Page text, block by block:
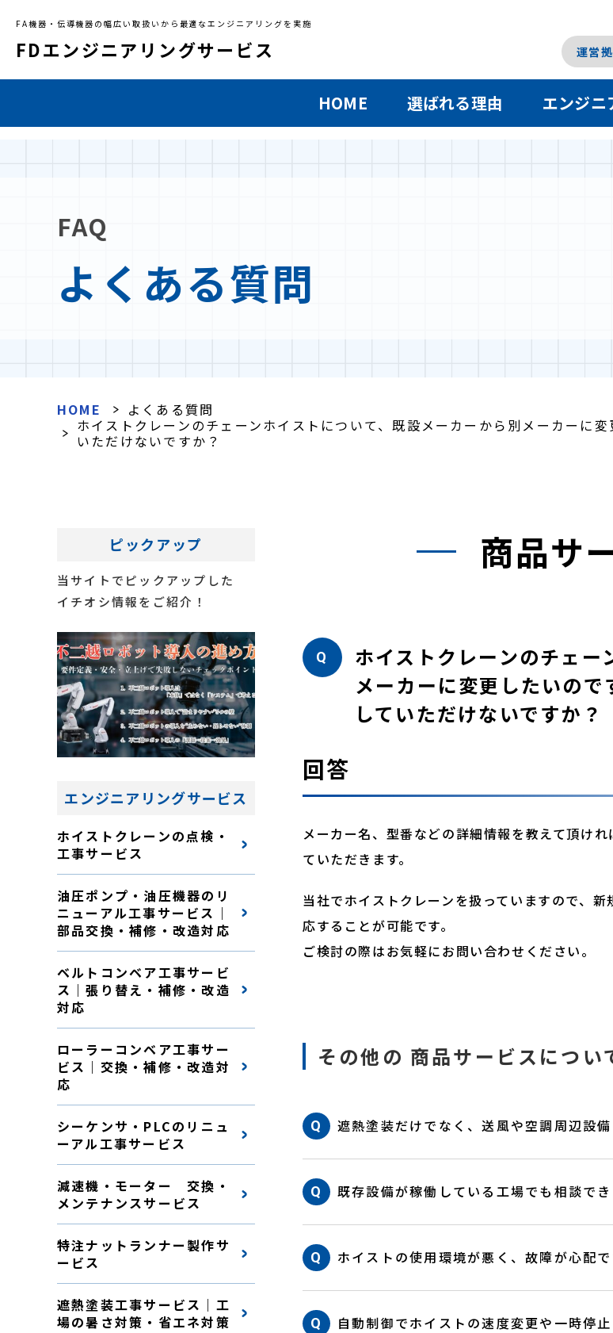
FA機器・伝導機器の幅広い取扱いから最適なエンジニアリングを実施
FDエンジニアリングサービス 運営
HOME 選ばれる理由 エンジニ
FAQ
よくある質問
HOME
よくある質問
ホイストクレーンのチェーンホイストについて、既設メーカーから別メーカーに
いただけないですか？
商品サ
ホイストクレーンのチェー
メーカーに変更したいの
していただけないですか？
回答
メーカー名、型番などの詳細情報を教えて頂け
ていただきます。
当社でホイストクレーンを扱っていますので、
応することが可能です。
ご検討の際はお気軽にお問い合わせください。
その他の 商品サービスについ
遮熱塗装だけでなく、送風や空調周辺設
既存設備が稼働している工場でも相談でき
ホイストの使用環境が悪く、故障が心配
自動制御でホイストの速度変更や一時停
ピックアップ
当サイトでピックアップした
イチオシ情報をご紹介！
エンジニアリングサービス
ホイストクレーンの点検・
工事サービス
油圧ポンプ・油圧機器のリ
ニューアル工事サービス｜
部品交換・補修・改造対応
ベルトコンベア工事サービ
ス｜張り替え・補修・改造
対応
ローラーコンベア工事サー
ビス｜交換・補修・改造対
応
シーケンサ・PLCのリニュ
ーアル工事サービス
減速機・モーター 交換・
メンテナンスサービス
特注ナットランナー製作サ
ービス
遮熱塗装工事サービス｜工
場の暑さ対策・省エネ対策